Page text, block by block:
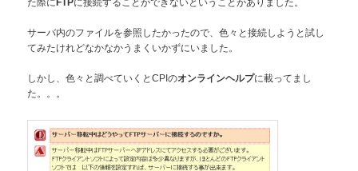
た際に FTPに接続することができないということがありました。
サーバ内のファイルを参照したかったので、色々と接続しようと試し
てみたけれどなかなかうまくいかずにいました。
しかし、色々と調べていくとCPIのオンラインヘルプに載ってまし
た。。。